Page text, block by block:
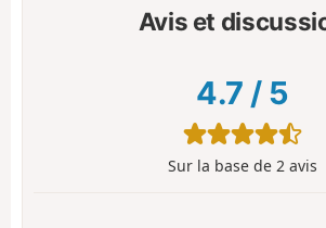
Avis et
4.7 / 5
Sur la base de 2 avis